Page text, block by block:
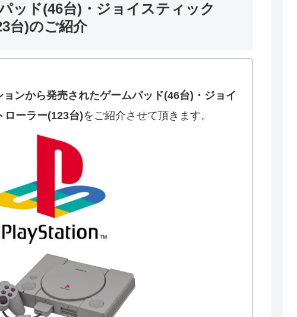
ッド(46台)・ジョイスティック
台)のご紹介
ンから発売されたゲームパッド(46台)・ジョイ
ローラー(123台)をご紹介させて頂きます。